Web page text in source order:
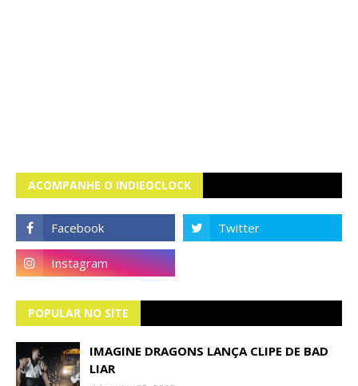
ACOMPANHE O INDIEOCLOCK
POPULAR NO SITE
IMAGINE DRAGONS LANÇA CLIPE DE BAD
LIAR